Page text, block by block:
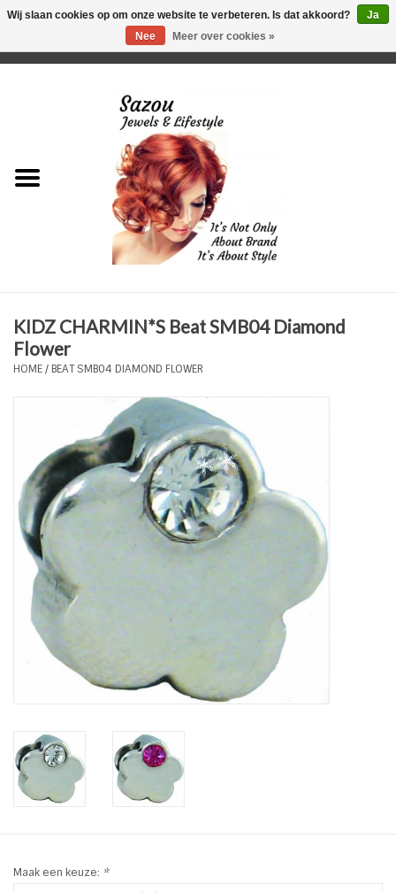
Just for Him
Plus Size Sieraden
Tassen en meer
Haaraccesoires
Zonnebrillen
Fashion
ON THE BEACH
Charmin*s
LIFESTYLE PRODUCTEN
SALE
KIDZ CHARMIN*S Beat SMB04 Diamond
Flower
HOME/ BEAT SMB04 DIAMOND FLOWER
Maak een keuze: *
Wij slaan cookies op om onze website te verbeteren. Is dat akkoord?
Ja
Nee
Meer over cookies »